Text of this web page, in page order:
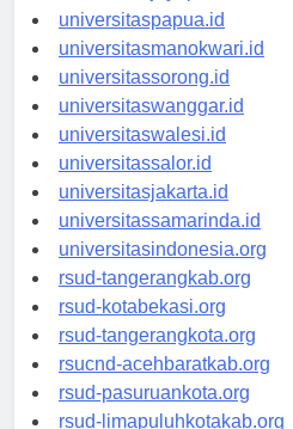
universitasjayapura.id
universitaspapua.id
universitasmanokwari.id
universitassorong.id
universitaswanggar.id
universitaswalesi.id
universitassalor.id
universitasjakarta.id
universitassamarinda.id
universitasindonesia.org
rsud-tangerangkab.org
rsud-kotabekasi.org
rsud-tangerangkota.org
rsucnd-acehbaratkab.org
rsud-pasuruankota.org